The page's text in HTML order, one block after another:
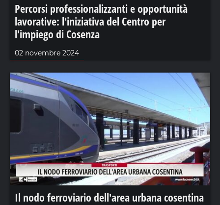
Percorsi professionalizzanti e opportunità
lavorative: l'iniziativa del Centro per
l'impiego di Cosenza
02 novembre 2024
Il nodo ferroviario dell'area urbana cosentina